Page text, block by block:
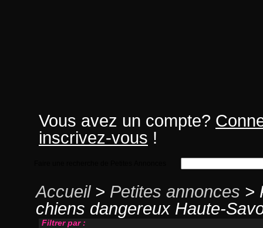
Vous avez un compte?
inscrivez-vous !
Accueil> Petites annonces >
chiens dangereux Haute-
Filtrer par :